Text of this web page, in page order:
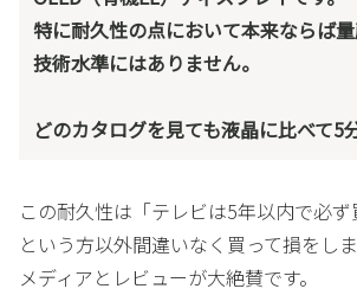
特に耐久性の点において本来ならば
技術水準にはありません。
どのカタログを見ても液晶に比べて5
この耐久性は「テレビは5年以内で必ず
という方以外間違いなく買って損をし
メディアとレビューが大絶賛です。